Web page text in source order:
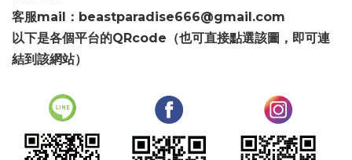
客服mail ： beastparadise666@gmail.com
以下是各個平台的QRcode（也可直接點選該圖，即可連
結到該網站）